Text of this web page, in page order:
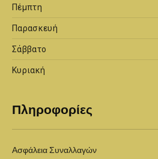
Πέμπτη
Παρασκευή
Σάββατο
Κυριακή
Πληροφορίες
Ασφάλεια Συναλλαγών